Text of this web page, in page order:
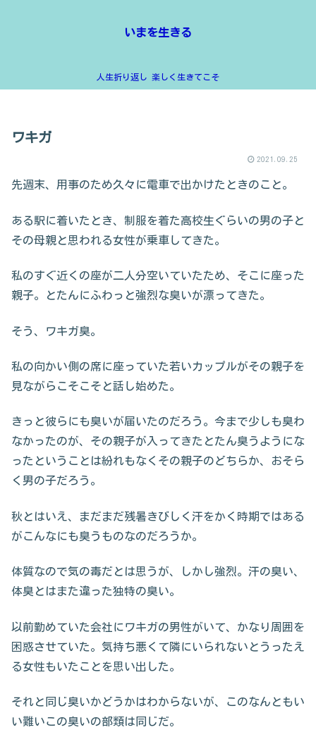
いまを生きる
人生折り返し 楽しく生きてこそ
ワキガ
2021.09.25
先週末、用事のため久々に電車で出かけたときのこと。
ある駅に着いたとき、制服を着た高校生ぐらいの男の子と
その母親と思われる女性が乗車してきた。
私のすぐ近くの座が二人分空いていたため、そこに座った
親子。とたんにふわっと強烈な臭いが漂ってきた。
そう、ワキガ臭。
私の向かい側の席に座っていた若いカップルがその親子を
見ながらこそこそと話し始めた。
きっと彼らにも臭いが届いたのだろう。今まで少しも臭わ
なかったのが、その親子が入ってきたとたん臭うようにな
ったということは紛れもなくその親子のどちらか、おそら
く男の子だろう。
秋とはいえ、まだまだ残暑きびしく汗をかく時期ではある
がこんなにも臭うものなのだろうか。
体質なので気の毒だとは思うが、しかし強烈。汗の臭い、
体臭とはまた違った独特の臭い。
以前勤めていた会社にワキガの男性がいて、かなり周囲を
困惑させていた。気持ち悪くて隣にいられないとうったえ
る女性もいたことを思い出した。
それと同じ臭いかどうかはわからないが、このなんともい
い難いこの臭いの部類は同じだ。